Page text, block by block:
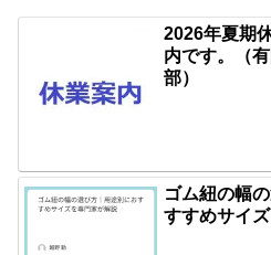
2026年夏期
内です。（
部）
ゴム紐の幅
すすめサイ